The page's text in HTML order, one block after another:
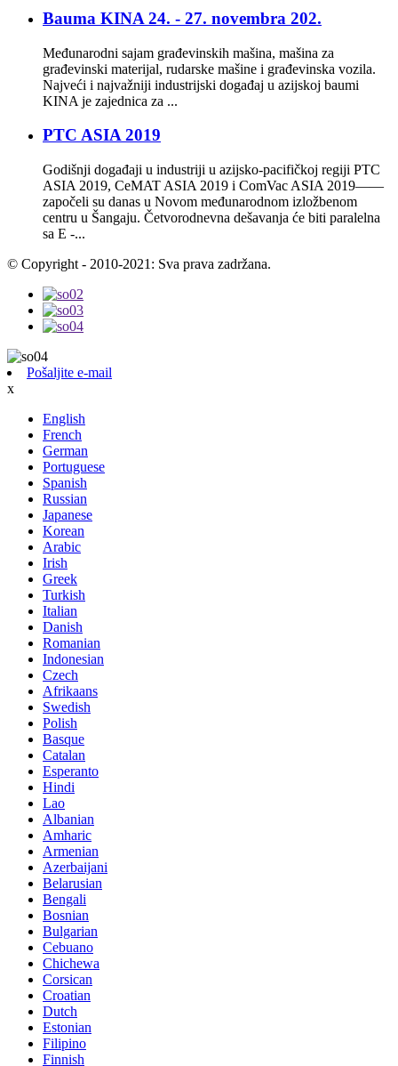
Bauma KINA 24. - 27. novembra 202.
Međunarodni sajam građevinskih mašina, mašina za
građevinski materijal, rudarske mašine i građevinska vozila.
Najveći i najvažniji industrijski događaj u azijskoj baumi
KINA je zajednica za ...
PTC ASIA 2019
Godišnji događaji u industriji u azijsko-pacifičkoj regiji PTC
ASIA 2019, CeMAT ASIA 2019 i ComVac ASIA 2019——
započeli su danas u Novom međunarodnom izložbenom
centru u Šangaju. Četvorodnevna dešavanja će biti paralelna
sa E -...
© Copyright - 2010-2021: Sva prava zadržana.
Pošaljite e-mail
x
English
French
German
Portuguese
Spanish
Russian
Japanese
Korean
Arabic
Irish
Greek
Turkish
Italian
Danish
Romanian
Indonesian
Czech
Afrikaans
Swedish
Polish
Basque
Catalan
Esperanto
Hindi
Lao
Albanian
Amharic
Armenian
Azerbaijani
Belarusian
Bengali
Bosnian
Bulgarian
Cebuano
Chichewa
Corsican
Croatian
Dutch
Estonian
Filipino
Finnish